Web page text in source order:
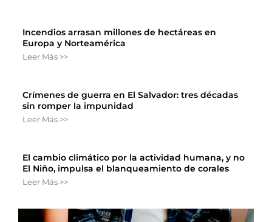
Incendios arrasan millones de hectáreas en
Europa y Norteamérica
Leer Más >>
Crímenes de guerra en El Salvador: tres décadas
sin romper la impunidad
Leer Más >>
El cambio climático por la actividad humana, y no
El Niño, impulsa el blanqueamiento de corales
Leer Más >>